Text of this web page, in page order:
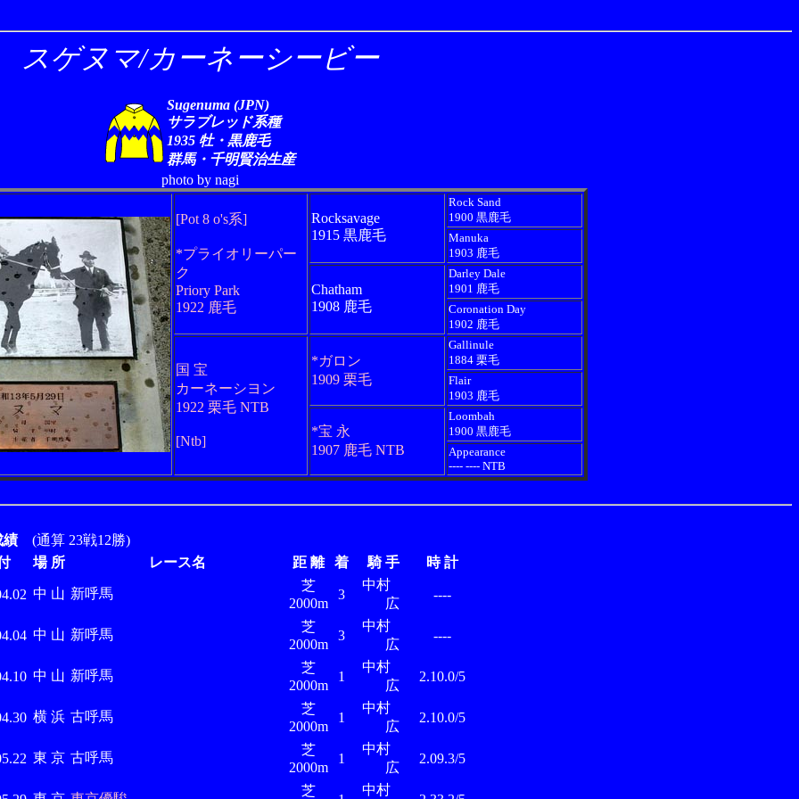
スゲヌマ/カーネーシービー
Sugenuma (JPN)
サラブレッド系種
1935 牡・黒鹿毛
群馬・千明賢治生産
photo by nagi
[Pot 8 o's系]
*プライオリーパー
ク
Priory Park
1922 鹿毛
Rocksavage
1915 黒鹿毛
Rock Sand
1900 黒鹿毛
Manuka
1903 鹿毛
Chatham
1908 鹿毛
Darley Dale
1901 鹿毛
Coronation Day
1902 鹿毛
国 宝
カーネーシヨン
1922 栗毛 NTB
[Ntb]
*ガロン
1909 栗毛
Gallinule
1884 栗毛
Flair
1903 鹿毛
*宝 永
1907 鹿毛 NTB
Loombah
1900 黒鹿毛
Appearance
---- ---- NTB
績 (通算 23戦12勝)
場 所 レース名 距 離 着 騎 手 時 計
中 山 新呼馬
芝
2000m
3
中村
広
----
中 山 新呼馬
芝
2000m
3
中村
広
----
中 山 新呼馬
芝
2000m
1
中村
広
2.10.0/5
横 浜 古呼馬
芝
2000m
1
中村
広
2.10.0/5
東 京 古呼馬
芝
2000m
1
中村
広
2.09.3/5
芝 中村